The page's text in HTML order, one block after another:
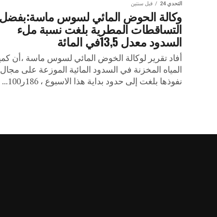
التحدي 24 قبل سنتين
وكالة الحوض المائي لسوس
التساقطات المطرية بلغت نسبة ملء
السدود معدل 13,5في المائة
أفاد تقرير لوكالة الخوض المائي لسوس ماسة ،أن
المياه المخزنة في السدود المائية الموزعة على مجال
نفوذها بلغت إلى حدود بداية هذا الاسبوع ، 186ر100...